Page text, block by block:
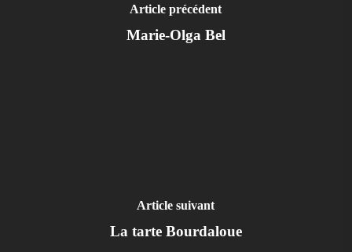
Article précédent
Marie-Olga Bel
Article suivant
La tarte Bourdaloue